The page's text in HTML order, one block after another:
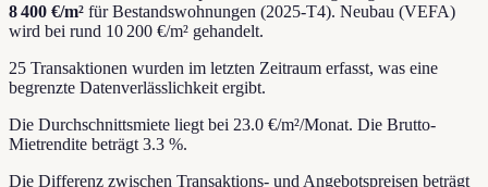
8 400 €/m² für Bestandswohnungen (2025-T4). Neubau (VEFA)
wird bei rund 10 200 €/m² gehandelt.
25 Transaktionen wurden im letzten Zeitraum erfasst, was eine
begrenzte Datenverlässlichkeit ergibt.
Die Durchschnittsmiete liegt bei 23.0 €/m²/Monat. Die Brutto-
Mietrendite beträgt 3.3 %.
Die Differenz zwischen Transaktions- und Angebotspreisen beträgt